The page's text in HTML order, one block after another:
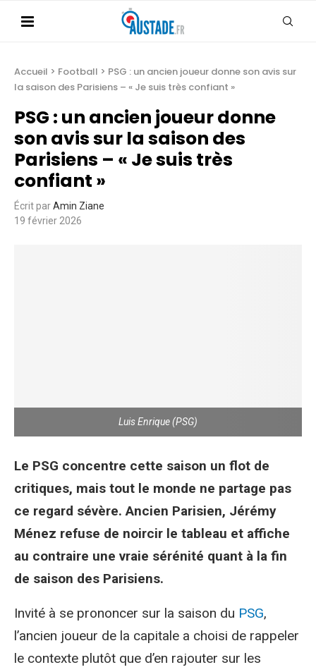
Accueil > Football > PSG : un ancien joueur donne son avis sur
la saison des Parisiens – « Je suis très confiant »
PSG : un ancien joueur donne
son avis sur la saison des
Parisiens – « Je suis très
confiant »
Écrit parAmin Ziane
19 février 2026
Luis Enrique (PSG)
Le PSG concentre cette saison un flot de
critiques, mais tout le monde ne partage pas
ce regard sévère. Ancien Parisien, Jérémy
Ménez refuse de noircir le tableau et affiche
au contraire une vraie sérénité quant à la fin
de saison des Parisiens.
Invité à se prononcer sur la saison du PSG,
l’ancien joueur de la capitale a choisi de rappeler
le contexte plutôt que d’en rajouter sur les